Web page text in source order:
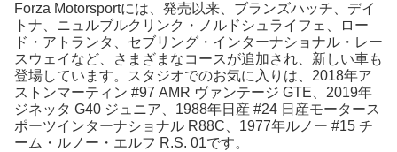
Forza Motorsportには、発売以来、ブランズハッチ、デイ
トナ、ニュルブルクリンク・ノルドシュライフェ、ロー
ド・アトランタ、セブリング・インターナショナル・レー
スウェイなど、さまざまなコースが追加され、新しい車も
登場しています。スタジオでのお気に入りは、2018年ア
ストンマーティン #97 AMR ヴァンテージ GTE、2019年
ジネッタ G40 ジュニア、1988年日産 #24 日産モータース
ポーツインターナショナル R88C、1977年ルノー #15 チ
ーム・ルノー・エルフ R.S. 01です。